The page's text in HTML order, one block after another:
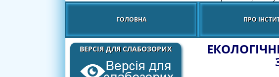
ГОЛОВНА ПРО
ВЕРСІЯ ДЛЯ СЛАБОЗОРИХ